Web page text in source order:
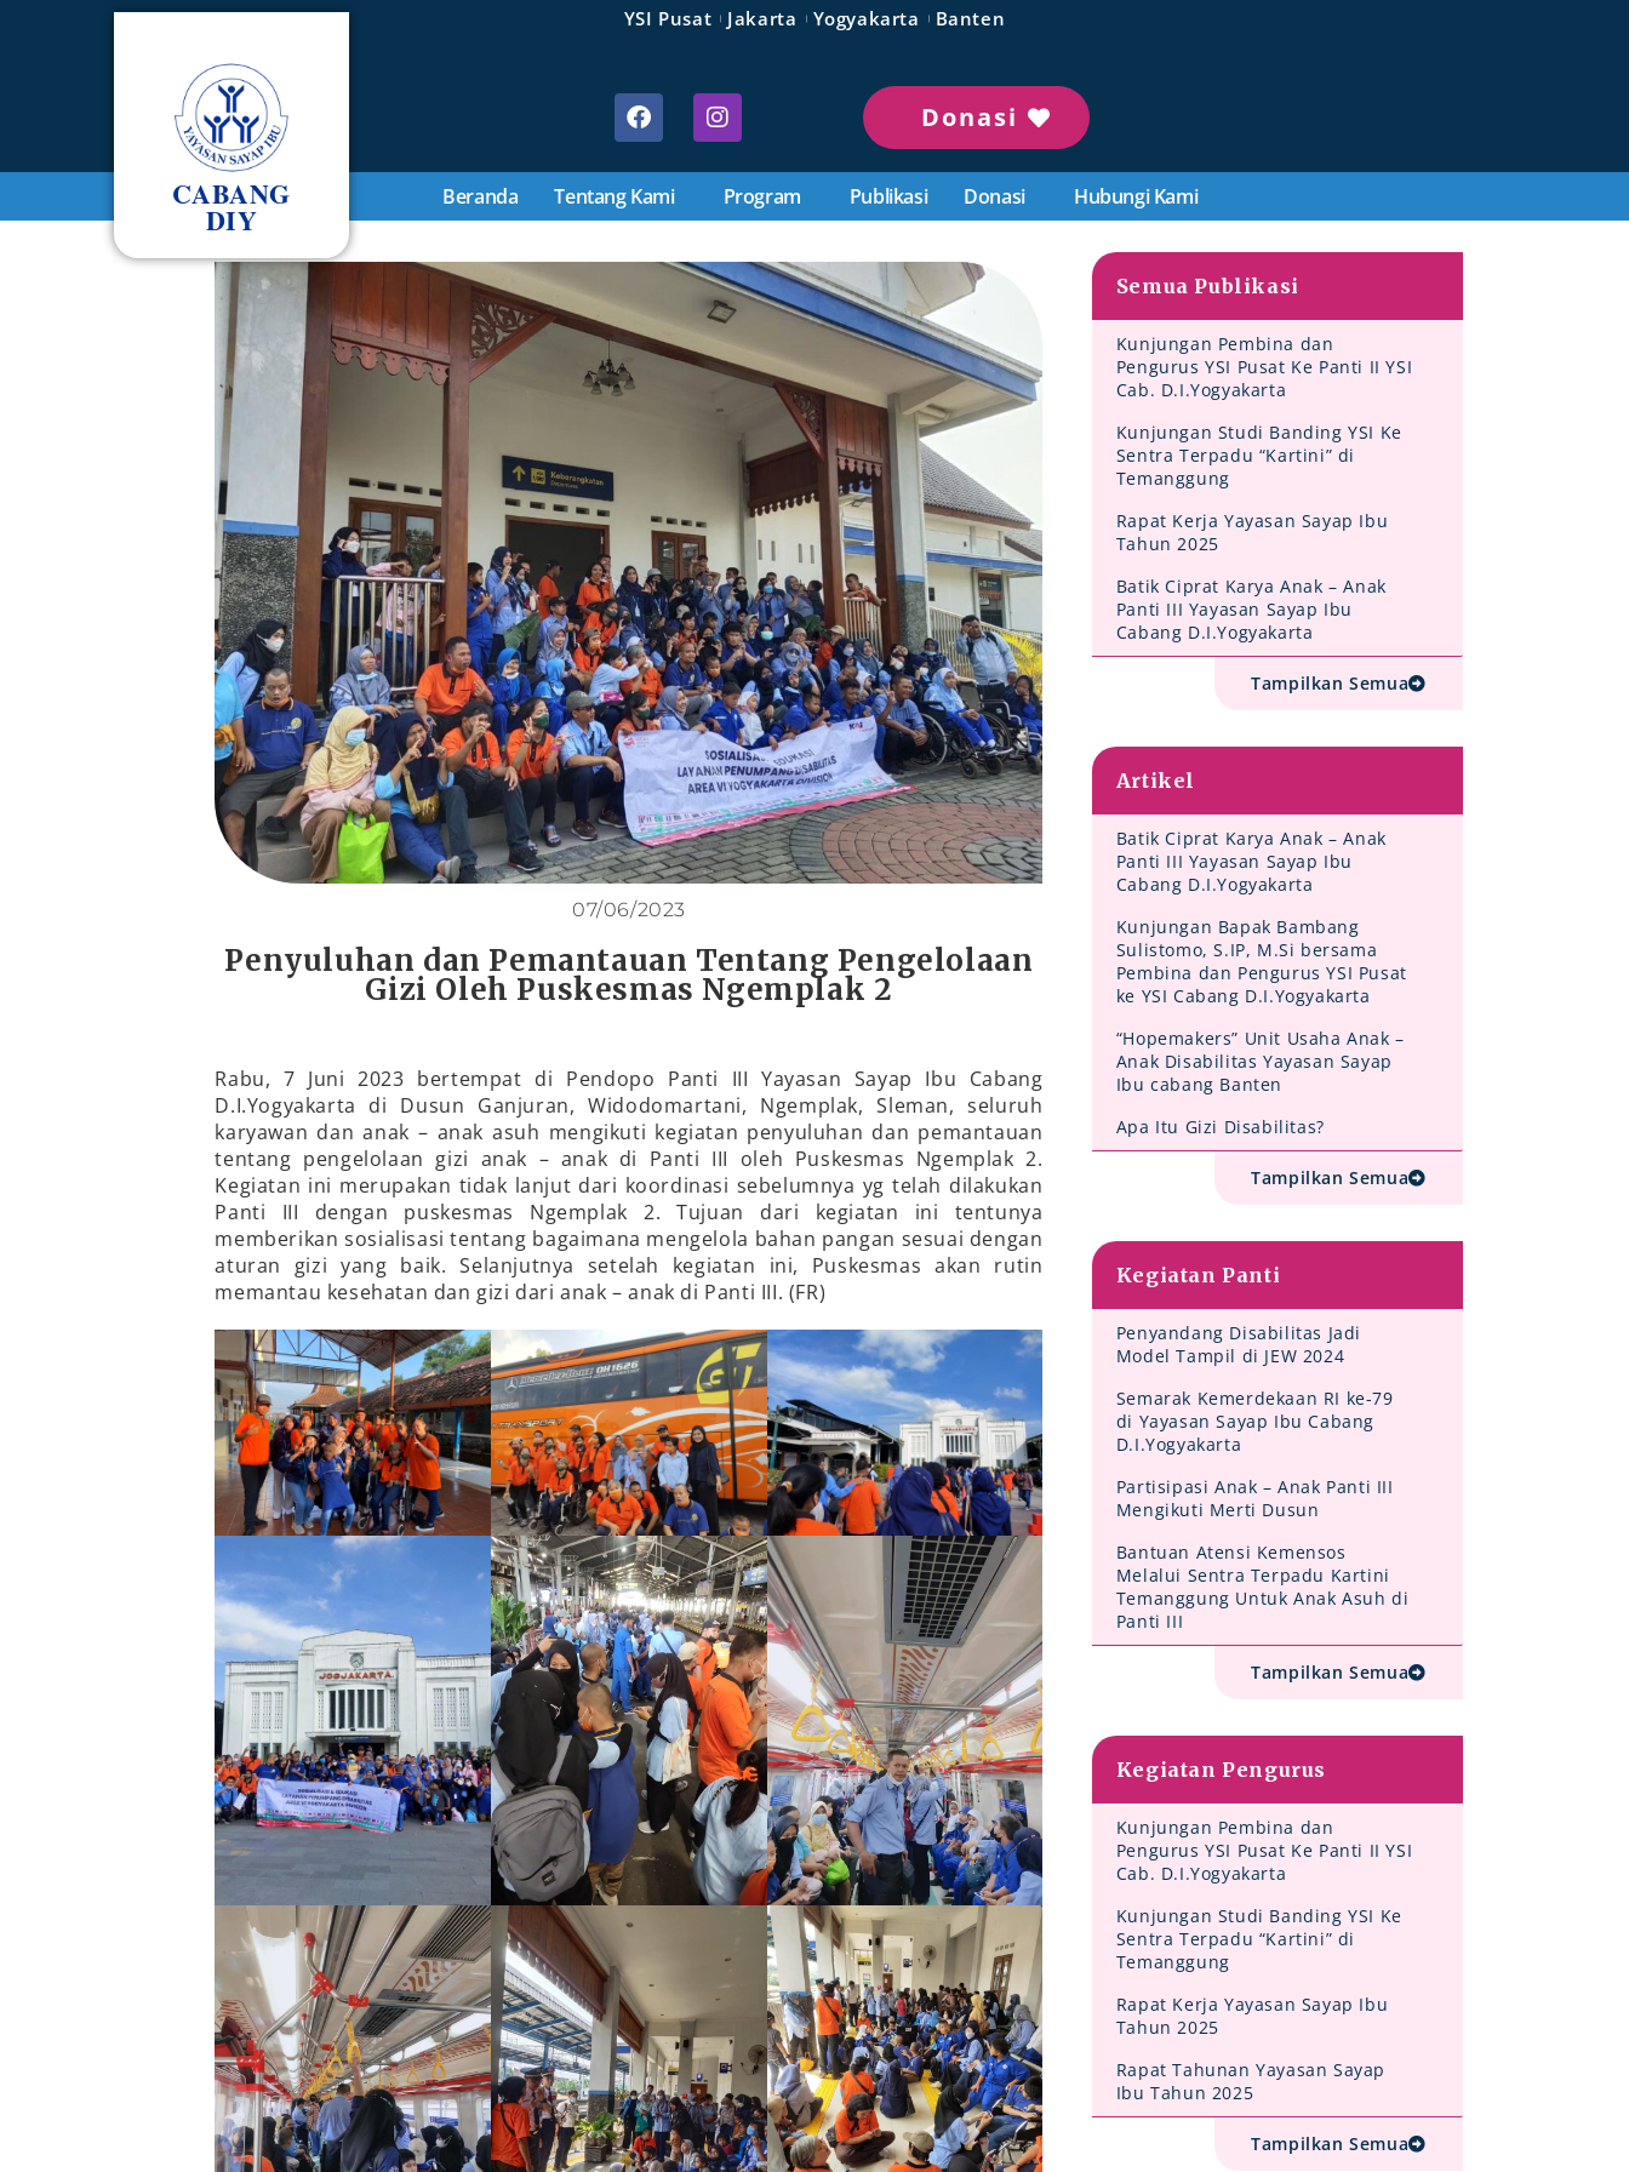
YSI Pusat Jakarta Yogyakarta Banten
CABANG
DIY
Donasi
Beranda Tentang Kami Program Publikasi Donasi Hubungi Kami
07/06/2023
Penyuluhan dan Pemantauan Tentang Pengelolaan
Gizi Oleh Puskesmas Ngemplak 2
Rabu, 7 Juni 2023 bertempat di Pendopo Panti III Yayasan Sayap Ibu Cabang
D.I.Yogyakarta di Dusun Ganjuran, Widodomartani, Ngemplak, Sleman, seluruh
karyawan dan anak – anak asuh mengikuti kegiatan penyuluhan dan pemantauan
tentang pengelolaan gizi anak – anak di Panti III oleh Puskesmas Ngemplak 2.
Kegiatan ini merupakan tidak lanjut dari koordinasi sebelumnya yg telah dilakukan
Panti III dengan puskesmas Ngemplak 2. Tujuan dari kegiatan ini tentunya
memberikan sosialisasi tentang bagaimana mengelola bahan pangan sesuai dengan
aturan gizi yang baik. Selanjutnya setelah kegiatan ini, Puskesmas akan rutin
memantau kesehatan dan gizi dari anak – anak di Panti III. (FR)
Semua Publikasi
Kunjungan Pembina dan
Pengurus YSI Pusat Ke Panti II YSI
Cab. D.I.Yogyakarta
Kunjungan Studi Banding YSI Ke
Sentra Terpadu “Kartini” di
Temanggung
Rapat Kerja Yayasan Sayap Ibu
Tahun 2025
Batik Ciprat Karya Anak – Anak
Panti III Yayasan Sayap Ibu
Cabang D.I.Yogyakarta
Tampilkan Semua
Artikel
Batik Ciprat Karya Anak – Anak
Panti III Yayasan Sayap Ibu
Cabang D.I.Yogyakarta
Kunjungan Bapak Bambang
Sulistomo, S.IP, M.Si bersama
Pembina dan Pengurus YSI Pusat
ke YSI Cabang D.I.Yogyakarta
“Hopemakers” Unit Usaha Anak –
Anak Disabilitas Yayasan Sayap
Ibu cabang Banten
Apa Itu Gizi Disabilitas?
Tampilkan Semua
Kegiatan Panti
Penyandang Disabilitas Jadi
Model Tampil di JEW 2024
Semarak Kemerdekaan RI ke-79
di Yayasan Sayap Ibu Cabang
D.I.Yogyakarta
Partisipasi Anak – Anak Panti III
Mengikuti Merti Dusun
Bantuan Atensi Kemensos
Melalui Sentra Terpadu Kartini
Temanggung Untuk Anak Asuh di
Panti III
Tampilkan Semua
Kegiatan Pengurus
Kunjungan Pembina dan
Pengurus YSI Pusat Ke Panti II YSI
Cab. D.I.Yogyakarta
Kunjungan Studi Banding YSI Ke
Sentra Terpadu “Kartini” di
Temanggung
Rapat Kerja Yayasan Sayap Ibu
Tahun 2025
Rapat Tahunan Yayasan Sayap
Ibu Tahun 2025
Tampilkan Semua